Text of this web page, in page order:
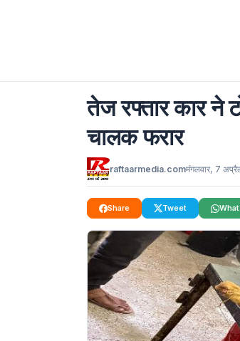
तेज रफ्तार कार ने
चालक फरार
raftaarmedia.comमंगलवार, 7
Share Tweet